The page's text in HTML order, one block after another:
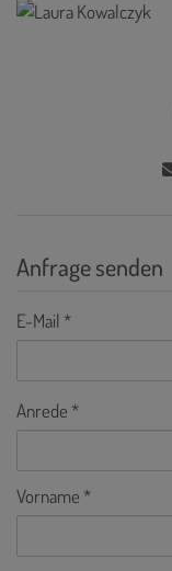
Anfrage senden
E-Mail
Anrede
Vorname